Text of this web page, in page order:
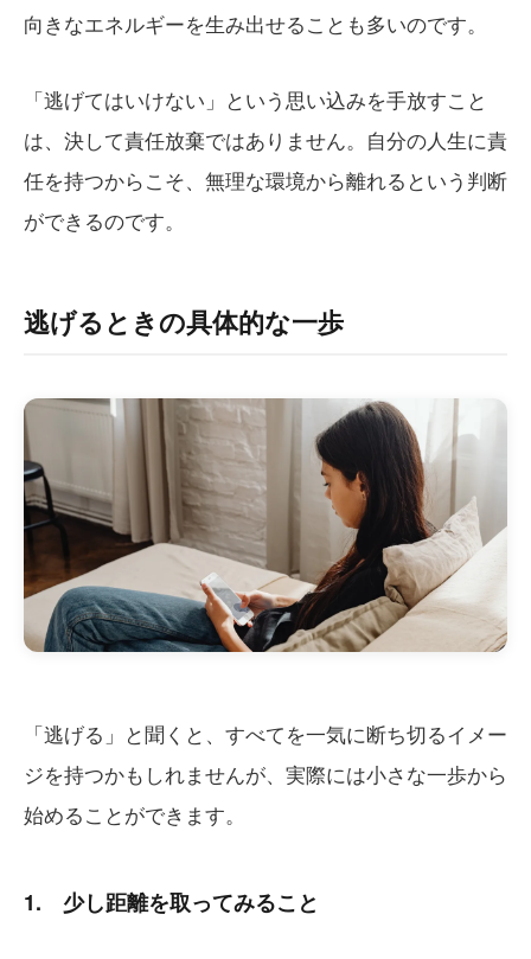
向きなエネルギーを生み出せることも多いのです。
「逃げてはいけない」という思い込みを手放すこと
は、決して責任放棄ではありません。自分の人生に責
任を持つからこそ、無理な環境から離れるという判断
ができるのです。
逃げるときの具体的な一歩
「逃げる」と聞くと、すべてを一気に断ち切るイメー
ジを持つかもしれませんが、実際には小さな一歩から
始めることができます。
1. 少し距離を取ってみること